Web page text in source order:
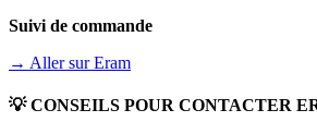
Suivi de commande
→ Aller surEram
💡 CONSEILS POUR CONTACTER